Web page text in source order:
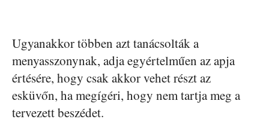
Ugyanakkor többen azt tanácsolták a
menyasszonynak, adja egyértelműen az apja
értésére, hogy csak akkor vehet részt az
esküvőn, ha megígéri, hogy nem tartja meg a
tervezett beszédet.